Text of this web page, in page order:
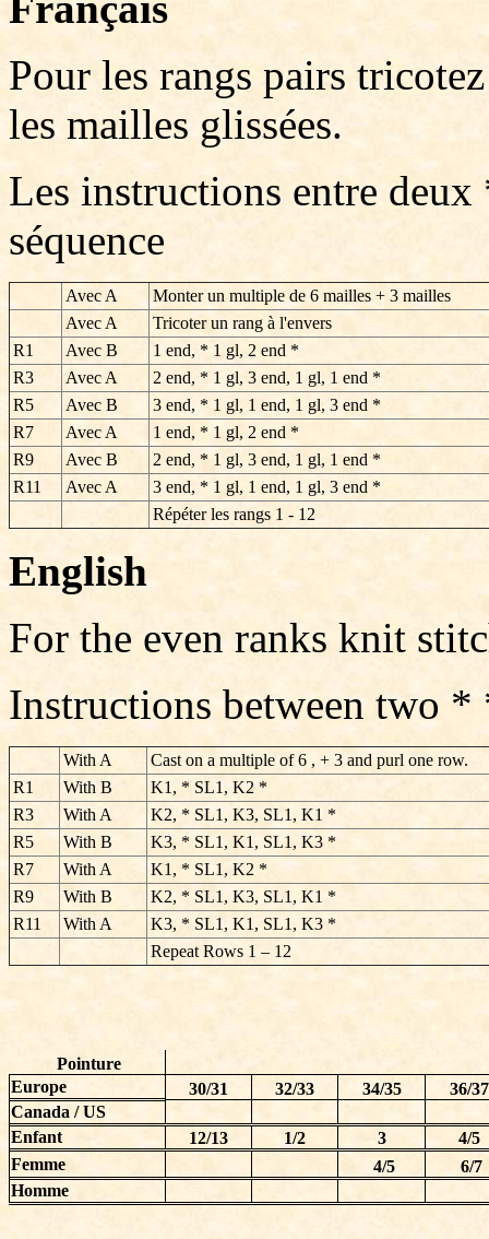
Pour les rangs pairs
les mailles glissées.
Les instructions entre
séquence
Avec A
Monter un multiple de 6 mailles + 3 mailles
Avec A
Tricoter un rang à l'envers
R1
Avec B
1 end, * 1 gl, 2 end *
R3
Avec A
2 end, * 1 gl, 3 end, 1 gl, 1 end *
R5
Avec B
3 end, * 1 gl, 1 end, 1 gl, 3 end *
R7
Avec A
1 end, * 1 gl, 2 end *
R9
Avec B
2 end, * 1 gl, 3 end, 1 gl, 1 end *
R11
Avec A
3 end, * 1 gl, 1 end, 1 gl, 3 end *
Répéter les rangs 1 - 12
English
For the even ranks knit
Instructions between two *
With A
Cast on a multiple of 6 , + 3 and purl one row.
R1
With B
K1, * SL1, K2 *
R3
With A
K2, * SL1, K3, SL1, K1 *
R5
With B
K3, * SL1, K1, SL1, K3 *
R7
With A
K1, * SL1, K2 *
R9
With B
K2, * SL1, K3, SL1, K1 *
R11
With A
K3, * SL1, K1, SL1, K3 *
Repeat Rows 1 – 12
Pointure
Europe
30/31 32/33 34/35
36/37
Canada / US
Enfant
12/13 1/2 3
4/5
Femme
4/5
6/7
Homme